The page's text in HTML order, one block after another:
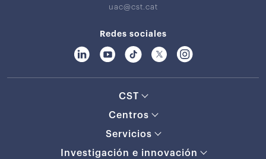
uac@cst.cat
Redes sociales
CST
Centros
Servicios
Investigación e innovación